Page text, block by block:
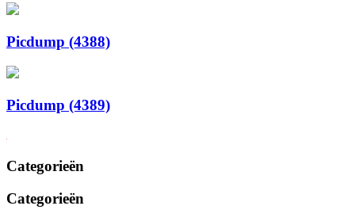
Picdump (4388)
Picdump (4389)
Categorieën
Categorieën